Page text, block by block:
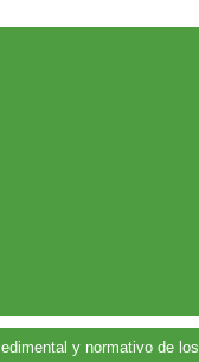
y normativo de los